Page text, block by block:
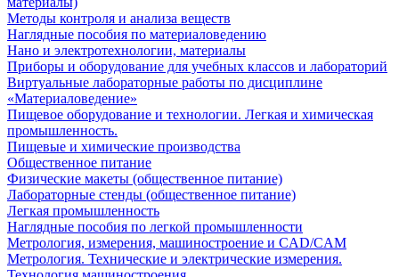
Методы контроля и анализа веществ
Наглядные пособия по материаловедению
Нано и электротехнологии, материалы
Приборы и оборудование для учебных классов и лабораторий
Виртуальные лабораторные работы по дисциплине
«Материаловедение»
Пищевое оборудование и технологии. Легкая и химическая
промышленность.
Пищевые и химические производства
Общественное питание
Физические макеты (общественное питание)
Лабораторные стенды (общественное питание)
Легкая промышленность
Наглядные пособия по легкой промышленности
Метрология, измерения, машиностроение и CAD/CAM
Метрология. Технические и электрические измерения.